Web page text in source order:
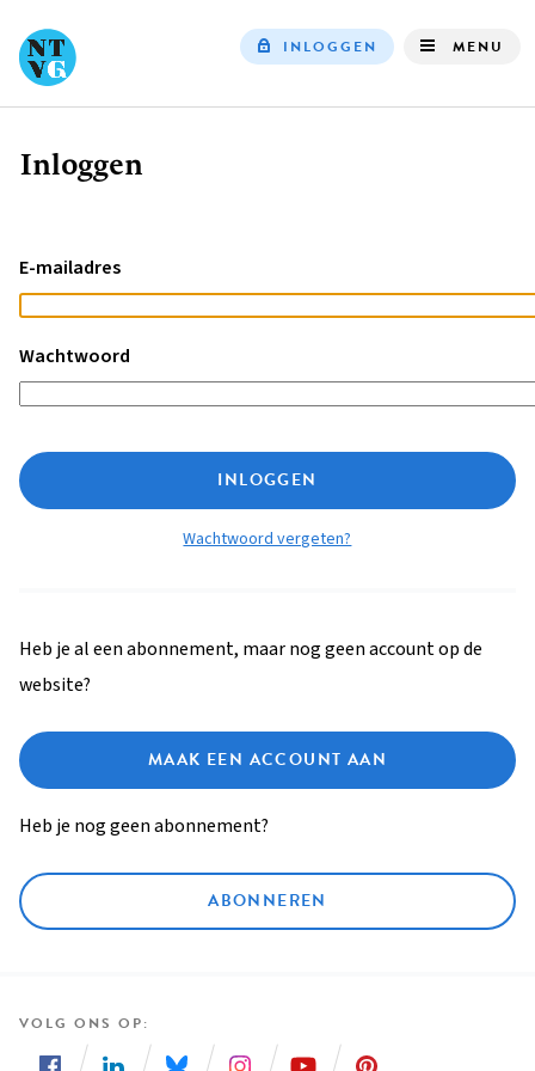
INLOGGEN MENU
Kruimelpad
Inloggen
E-mailadres
Wachtwoord
INLOGGEN
Wachtwoord vergeten?
Heb je al een abonnement, maar nog geen account op de
website?
MAAK EEN ACCOUNT AAN
Heb je nog geen abonnement?
ABONNEREN
VOLG ONS OP